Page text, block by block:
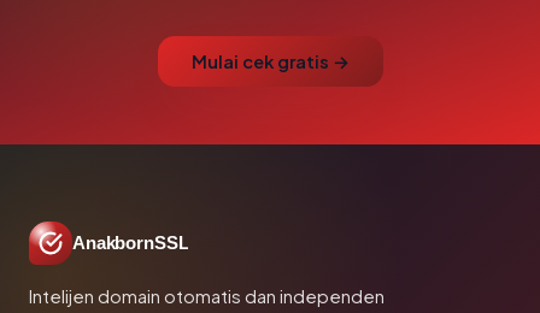
Mulai cek gratis →
AnakbornSSL
Intelijen domain otomatis dan independen